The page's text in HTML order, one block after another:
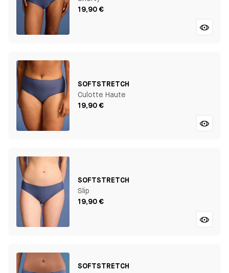
19,90 €
SOFTSTRETCH
Culotte Haute
19,90 €
SOFTSTRETCH
Slip
19,90 €
SOFTSTRETCH